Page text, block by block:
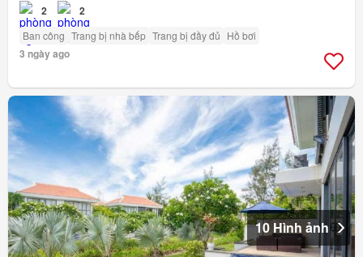
2 2
Ban công Trang bị nhà bếp Trang bị đầy đủ Hồ bơi
3 ngày ago
10 Hình ảnh